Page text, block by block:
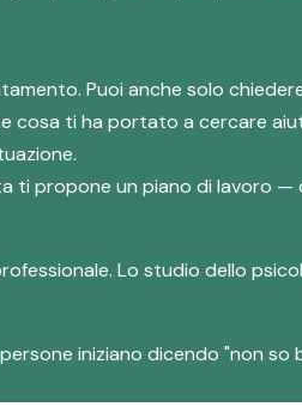
Puoi anche solo
cosa ti ha portato a cercare
ti propone un piano di lavoro
Lo studio dello
iniziano dicendo "non